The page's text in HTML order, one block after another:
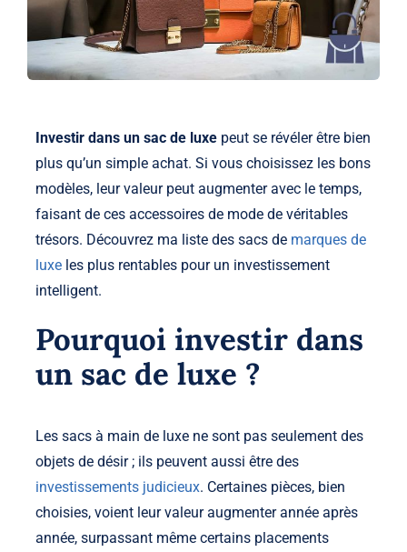
Investir dans un sac de luxepeut se révéler être bien
plus qu’un simple achat. Si vous choisissez les bons
modèles, leur valeur peut augmenter avec le temps,
faisant de ces accessoires de mode de véritables
trésors. Découvrez ma liste des sacs de marques de
luxeles plus rentables pour un investissement
intelligent.
Pourquoi investir dans
un sac de luxe ?
Les sacs à main de luxe ne sont pas seulement des
objets de désir ; ils peuvent aussi être des
investissements judicieux. Certaines pièces, bien
choisies, voient leur valeur augmenter année après
année, surpassant même certains placements